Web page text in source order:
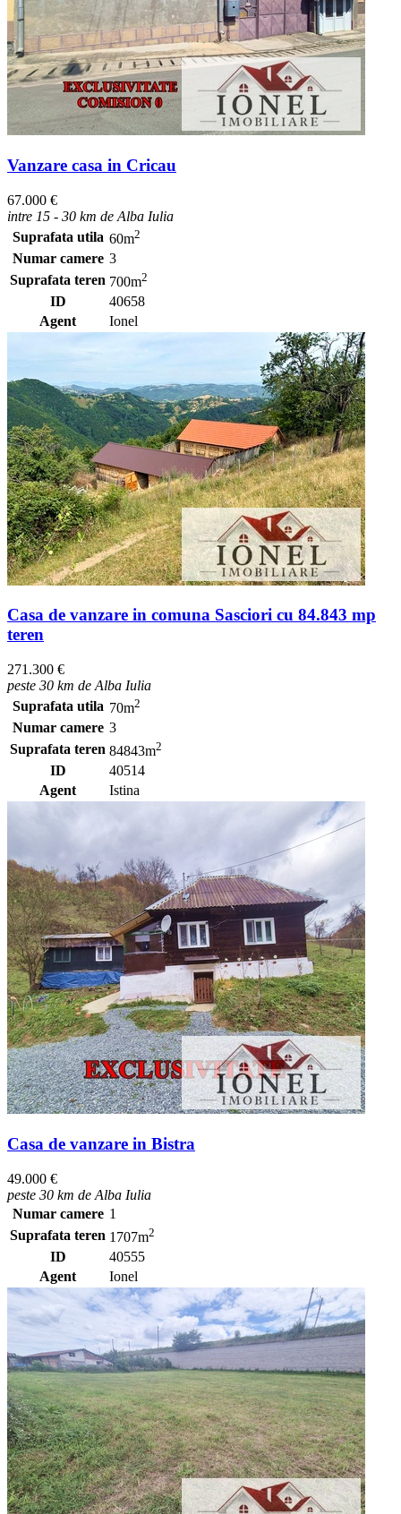
Vanzare casa in Cricau
67.000 €
intre 15 - 30 km de Alba Iulia
Suprafata utila 60m2
Numar camere 3
Suprafata teren 700m2
ID
40658
Agent
Ionel
Casa de vanzare in comuna Sasciori cu 84.843 mp
teren
271.300 €
peste 30 km de Alba Iulia
Suprafata utila 70m2
Numar camere 3
Suprafata teren 84843m2
ID
40514
Agent
Istina
Casa de vanzare in Bistra
49.000 €
peste 30 km de Alba Iulia
Numar camere 1
Suprafata teren 1707m2
ID
40555
Agent
Ionel